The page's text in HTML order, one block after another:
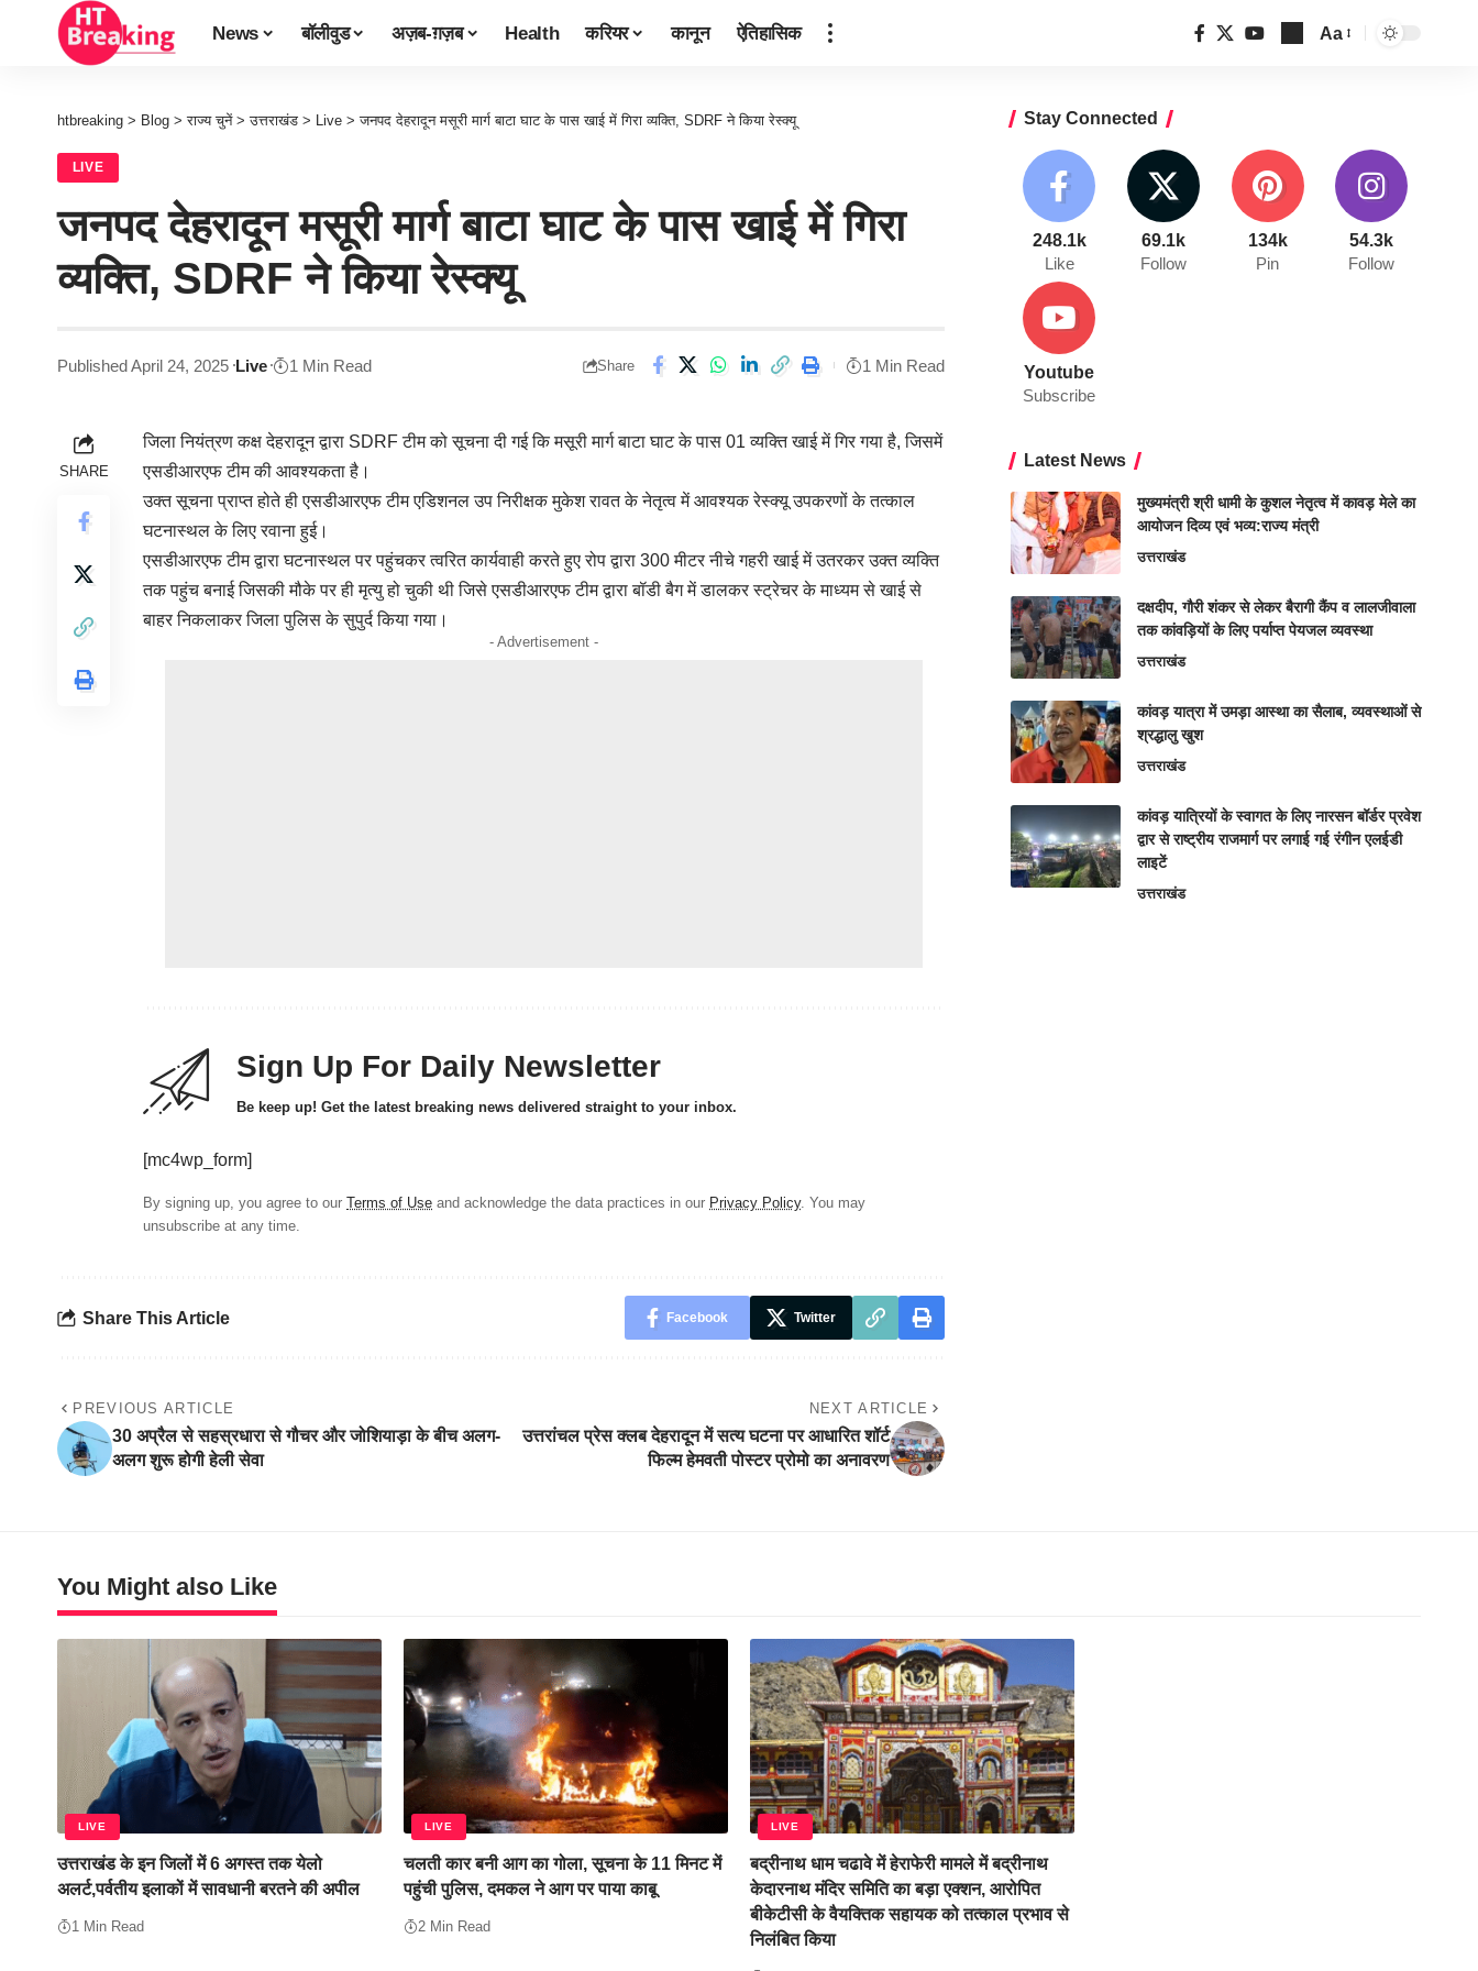
News बॉलीवुड अज़ब-ग़ज़ब Health करियर कानून ऐतिहासिक Aa
htbreaking > Blog >राज्य चुनें >उत्तराखंड > Live >जनपद देहरादून मसूरी मार्ग बाटा घाट के पास खाई में गिरा व्यक्ति, SDRF ने किया रेस्क्यू
LIVE
जनपद देहरादून मसूरी मार्ग बाटा घाट के पास खाई में गिरा
व्यक्ति, SDRF ने किया रेस्क्यू
Published April 24, 2025 Live 1 Min Read Share 1 Min Read
SHARE
जिला नियंत्रण कक्ष देहरादून द्वारा SDRF टीम को सूचना दी गई कि मसूरी मार्ग बाटा घाट के पास 01 व्यक्ति खाई में गिर गया है, जिसमें
एसडीआरएफ टीम की आवश्यकता है।
उक्त सूचना प्राप्त होते ही एसडीआरएफ टीम एडिशनल उप निरीक्षक मुकेश रावत के नेतृत्व में आवश्यक रेस्क्यू उपकरणों के तत्काल
घटनास्थल के लिए रवाना हुई।
एसडीआरएफ टीम द्वारा घटनास्थल पर पहुंचकर त्वरित कार्यवाही करते हुए रोप द्वारा 300 मीटर नीचे गहरी खाई में उतरकर उक्त व्यक्ति
तक पहुंच बनाई जिसकी मौके पर ही मृत्यु हो चुकी थी जिसे एसडीआरएफ टीम द्वारा बॉडी बैग में डालकर स्ट्रेचर के माध्यम से खाई से
बाहर निकलाकर जिला पुलिस के सुपुर्द किया गया।
- Advertisement -
Sign Up For Daily Newsletter
Be keep up! Get the latest breaking news delivered straight to your inbox.
[mc4wp_form]
By signing up, you agree to our Terms of Use and acknowledge the data practices in our Privacy Policy. You may
unsubscribe at any time.
Share This Article Facebook Twitter
PREVIOUS ARTICLE
30 अप्रैल से सहस्रधारा से गौचर और जोशियाड़ा के बीच अलग-
अलग शुरू होगी हेली सेवा
NEXT ARTICLE
उत्तरांचल प्रेस क्लब देहरादून में सत्य घटना पर आधारित शॉर्ट
फिल्म हेमवती पोस्टर प्रोमो का अनावरण
Stay Connected
248.1k
Like
69.1k
Follow
134k
Pin
54.3k
Follow
Youtube
Subscribe
Latest News
मुख्यमंत्री श्री धामी के कुशल नेतृत्व में कावड़ मेले का
आयोजन दिव्य एवं भव्य:राज्य मंत्री
उत्तराखंड
दक्षदीप, गौरी शंकर से लेकर बैरागी कैंप व लालजीवाला
तक कांवड़ियों के लिए पर्याप्त पेयजल व्यवस्था
उत्तराखंड
कांवड़ यात्रा में उमड़ा आस्था का सैलाब, व्यवस्थाओं से
श्रद्धालु खुश
उत्तराखंड
कांवड़ यात्रियों के स्वागत के लिए नारसन बॉर्डर प्रवेश
द्वार से राष्ट्रीय राजमार्ग पर लगाई गई रंगीन एलईडी
लाइटें
उत्तराखंड
You Might also Like
LIVE
उत्तराखंड के इन जिलों में 6 अगस्त तक येलो
अलर्ट,पर्वतीय इलाकों में सावधानी बरतने की अपील
1 Min Read
LIVE
चलती कार बनी आग का गोला, सूचना के 11 मिनट में
पहुंची पुलिस, दमकल ने आग पर पाया काबू
2 Min Read
LIVE
बद्रीनाथ धाम चढावे में हेराफेरी मामले में बद्रीनाथ
केदारनाथ मंदिर समिति का बड़ा एक्शन, आरोपित
बीकेटीसी के वैयक्तिक सहायक को तत्काल प्रभाव से
निलंबित किया